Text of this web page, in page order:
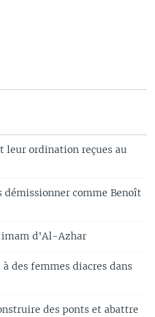
leur ordination reçues au
démissionner comme Benoît
d'Al-Azhar
des femmes diacres dans
des ponts et abattre